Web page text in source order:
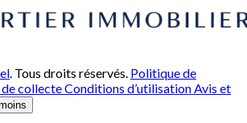
. Tous droits réservés. Politique de
collecteConditions d’utilisationAvis et